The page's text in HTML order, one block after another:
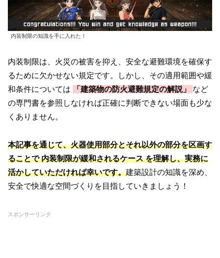
内装制限の知識を手に入れた！
内装制限は、火災の被害を抑え、安全な避難環境を確保す
るために欠かせない規定です。しかし、その適用範囲や緩
和条件については
「建築物の防火避難規定の解説」 など
の専門書を参照しなければ正確に判断できない場面も少な
くありません。
本記事を通じて、火器使用部分とそれ以外の部分を区画す
ることで 内装制限が緩和されるケース を理解し、実務に
活かしていただければ幸いです。建築設計の知識を深め、
安全で快適な空間づくりを目指していきましょう！
スポンサーリンク